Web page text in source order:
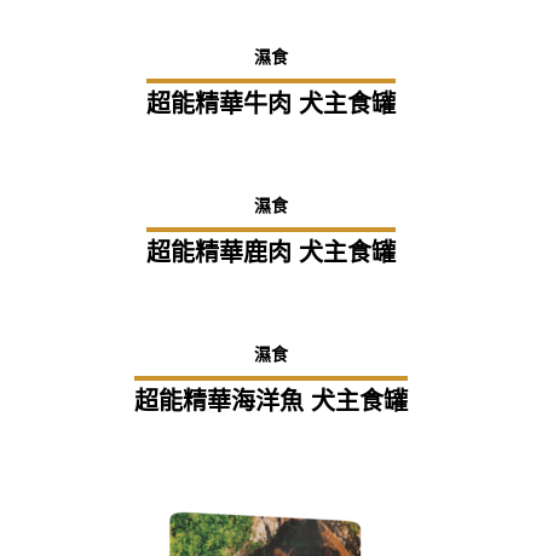
濕食
超能精華牛肉 犬主食罐
濕食
超能精華鹿肉 犬主食罐
濕食
超能精華海洋魚 犬主食罐